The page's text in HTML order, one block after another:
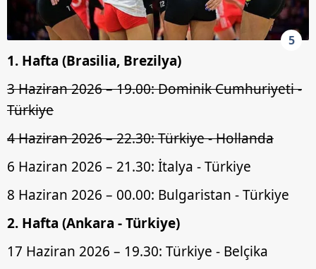
5
1. Hafta (Brasilia, Brezilya)
3 Haziran 2026 – 19.00: Dominik Cumhuriyeti -
Türkiye
4 Haziran 2026 – 22.30: Türkiye - Hollanda
6 Haziran 2026 – 21.30: İtalya - Türkiye
8 Haziran 2026 – 00.00: Bulgaristan - Türkiye
2. Hafta (Ankara - Türkiye)
17 Haziran 2026 – 19.30: Türkiye - Belçika